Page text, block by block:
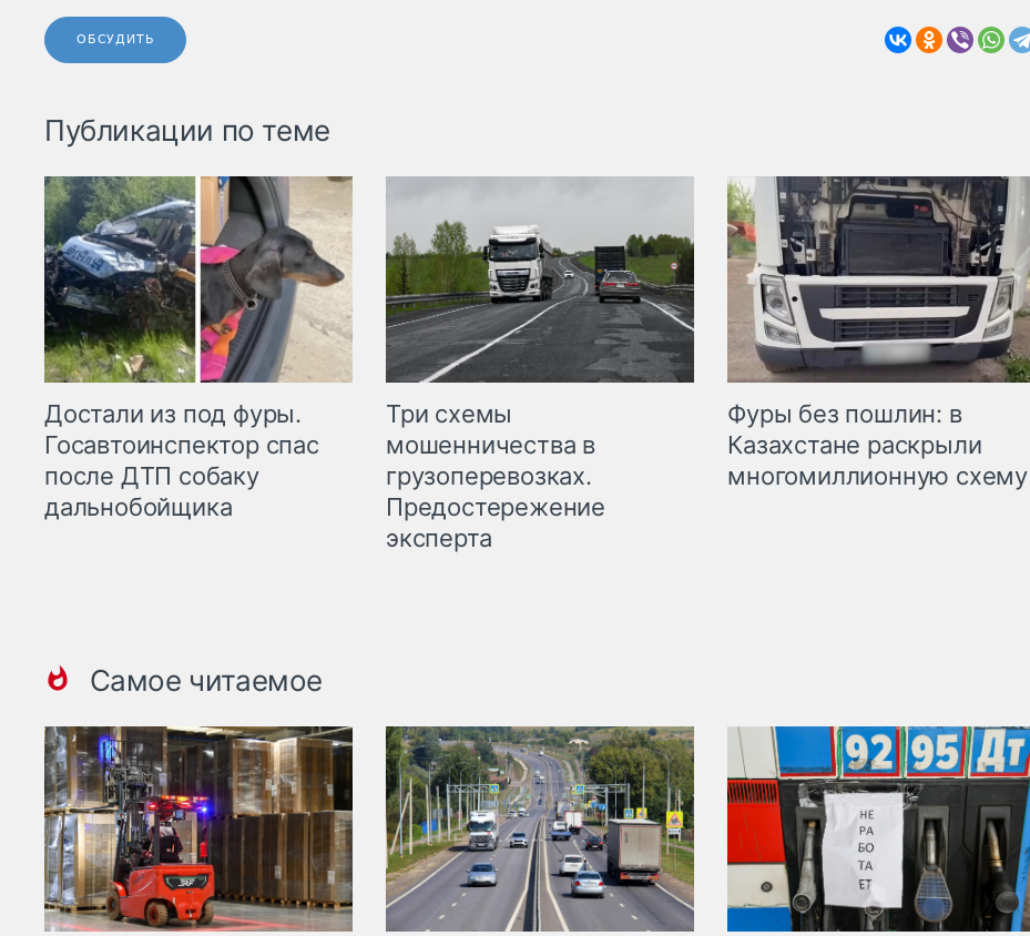
ОБСУДИТЬ
Публикации по теме
Достали из под фуры.
Госавтоинспектор спас
после ДТП собаку
дальнобойщика
Три схемы
мошенничества в
грузоперевозках.
Предостережение
эксперта
Фуры без пошлин: в
Казахстане раскрыли
многомиллионную схему
Самое читаемое